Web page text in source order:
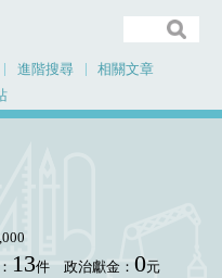
進階搜尋
相關文章
13件 政治獻金： 0元